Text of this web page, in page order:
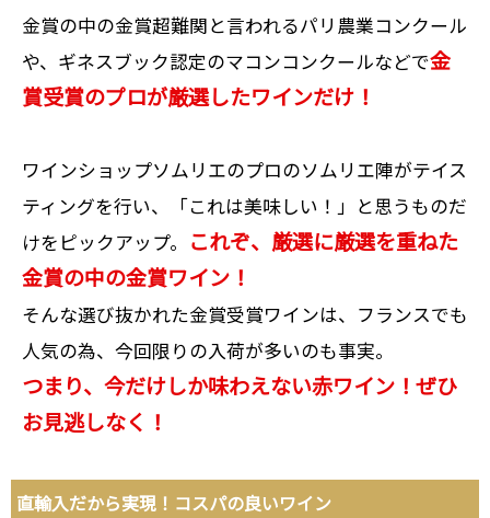
金賞の中の金賞超難関と言われるパリ農業コンクール
や、ギネスブック認定のマコンコンクールなどで金
賞受賞のプロが厳選したワインだけ！
ワインショップソムリエのプロのソムリエ陣がテイス
ティングを行い、「これは美味しい！」と思うものだ
けをピックアップ。 これぞ、厳選に厳選を重ねた
金賞の中の金賞ワイン！
そんな選び抜かれた金賞受賞ワインは、フランスでも
人気の為、今回限りの入荷が多いのも事実。
つまり、今だけしか味わえない赤ワイン！ぜひ
お見逃しなく！
直輸入だから実現！コスパの良いワイン